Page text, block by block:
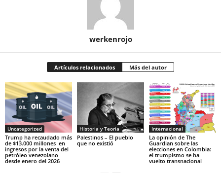
werkenrojo
Artículos relacionados Más del autor
Uncategorized
Trump ha recaudado más
de $13.000 millones en
ingresos por la venta del
petróleo venezolano
desde enero del 2026
Historia y Teoria
Palestinos – El pueblo
que no existió
Internacional
La opinión de The
Guardian sobre las
elecciones en Colombia:
el trumpismo se ha
vuelto transnacional